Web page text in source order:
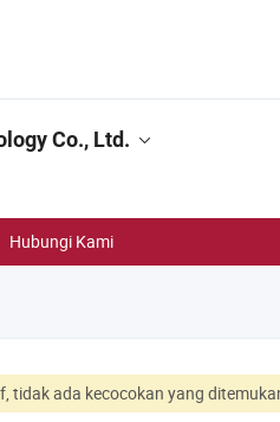
Co., Ltd.
Hubungi Kami
tidak ada kecocokan yang